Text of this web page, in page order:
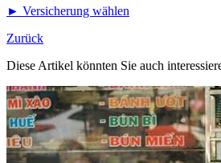
► Versicherung wählen
Zurück
Diese Artikel könnten Sie auch